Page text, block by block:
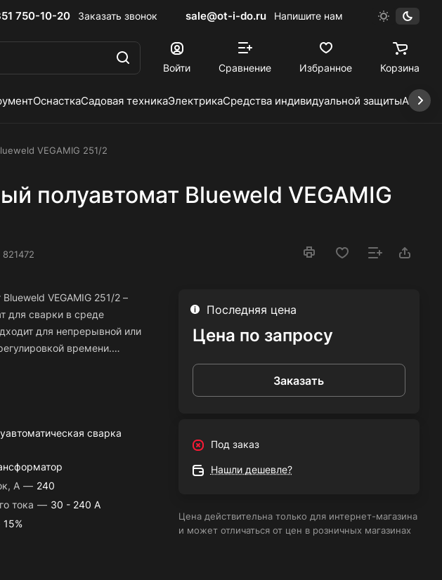
750-10-20 Заказать звонок sale@ot-i-do.ru Напишите нам
Войти Сравнение Избранное Корзина
ОснасткаСадовая техникаЭлектрикаСредства индивидуальной защиты
VEGAMIG 251/2
полуавтомат Blueweld VEGAMIG
821472
VEGAMIG 251/2 –
для сварки в среде
для непрерывной или
времени.
нержавеющей сталью,
в соответствии с
соответствует нормам EN
совместимость
сварки и аналогичных
сварка
А — 240
тока — 30 - 240 A
15%
Последняя цена
Цена по запросу
Заказать
Под заказ
Нашли дешевле?
Цена действительна только для интернет-магазина
и может отличаться от цен в розничных магазинах